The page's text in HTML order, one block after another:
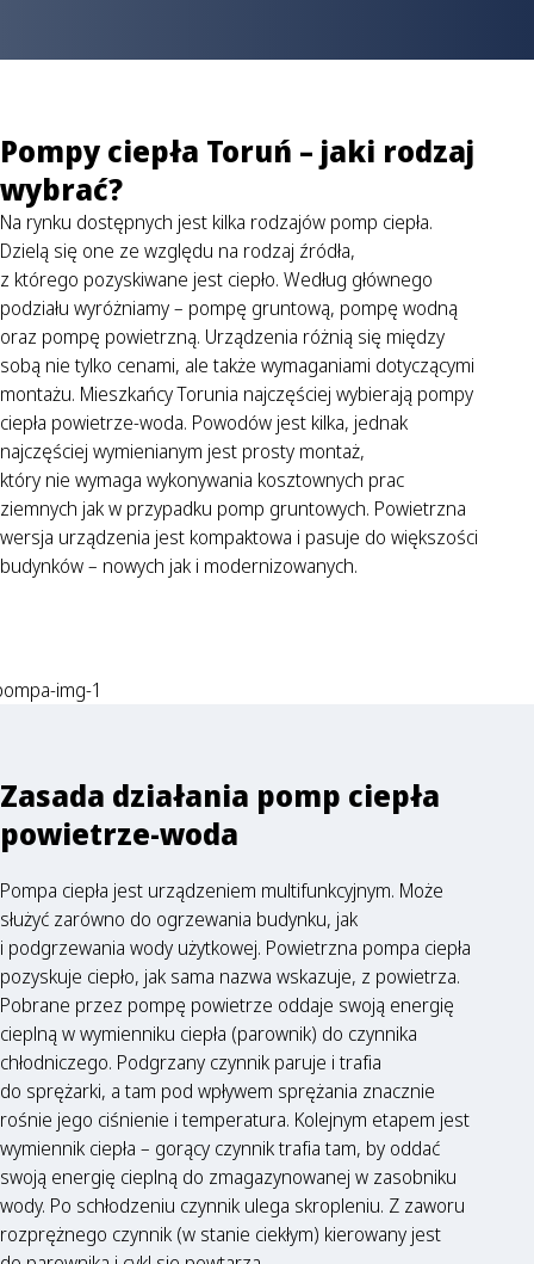
Pompy ciepła Toruń – jaki rodzaj
wybrać?
Na rynku dostępnych jest kilka rodzajów pomp ciepła.
Dzielą się one ze względu na rodzaj źródła,
z którego pozyskiwane jest ciepło. Według głównego
podziału wyróżniamy – pompę gruntową, pompę wodną
oraz pompę powietrzną. Urządzenia różnią się między
sobą nie tylko cenami, ale także wymaganiami dotyczącymi
montażu. Mieszkańcy Torunia najczęściej wybierają pompy
ciepła powietrze-woda. Powodów jest kilka, jednak
najczęściej wymienianym jest prosty montaż,
który nie wymaga wykonywania kosztownych prac
ziemnych jak w przypadku pomp gruntowych. Powietrzna
wersja urządzenia jest kompaktowa i pasuje do większości
budynków – nowych jak i modernizowanych.
Zasada działania pomp ciepła
powietrze-woda
Pompa ciepła jest urządzeniem multifunkcyjnym. Może
służyć zarówno do ogrzewania budynku, jak
i podgrzewania wody użytkowej. Powietrzna pompa ciepła
pozyskuje ciepło, jak sama nazwa wskazuje, z powietrza.
Pobrane przez pompę powietrze oddaje swoją energię
cieplną w wymienniku ciepła (parownik) do czynnika
chłodniczego. Podgrzany czynnik paruje i trafia
do sprężarki, a tam pod wpływem sprężania znacznie
rośnie jego ciśnienie i temperatura. Kolejnym etapem jest
wymiennik ciepła – gorący czynnik trafia tam, by oddać
swoją energię cieplną do zmagazynowanej w zasobniku
wody. Po schłodzeniu czynnik ulega skropleniu. Z zaworu
rozprężnego czynnik (w stanie ciekłym) kierowany jest